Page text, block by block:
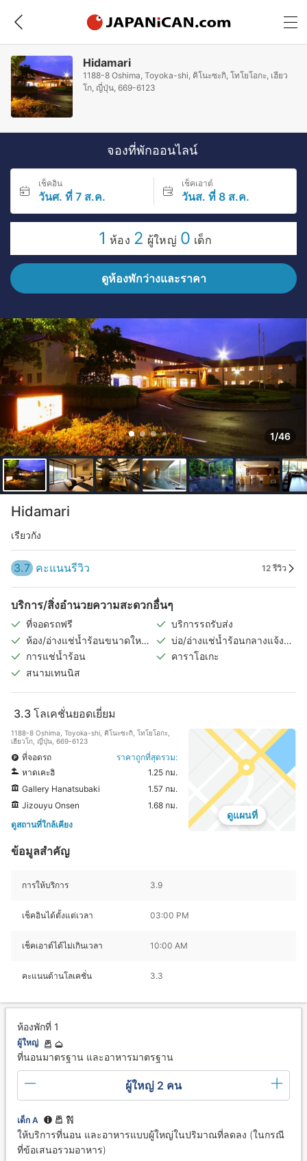
Hidamari
1188-8 Oshima, Toyoka-shi, คิโนะซะกิ, โทโยโอกะ, เฮียว
โก, ญี่ปุ่น, 669-6123
จองที่พักออนไลน์
เช็คอิน
วันศ. ที่ 7 ส.ค.
เช็คเอาต์
วันส. ที่ 8 ส.ค.
1 ห้อง 2 ผู้ใหญ่ 0 เด็ก
ดูห้องพักว่างและราคา
1/46
Hidamari
เรียวกัง
3.7 คะแนนรีวิว 12 รีวิว
บริการ/สิ่งอำนวยความสะดวกอื่นๆ
ที่จอดรถฟรี
บริการรถรับส่ง
ห้อง/อ่างแช่น้ำร้อนขนาดใหญ่
ในร่ม
บ่อ/อ่างแช่น้ำร้อนกลางแจ้ง
(แยกชายหญิง)
การแช่น้ำร้อน
คาราโอเกะ
สนามเทนนิส
3.3 โลเคชั่นยอดเยี่ยม
1188-8 Oshima, Toyoka-shi, คิโนะซะกิ, โทโยโอกะ,
เฮียวโก, ญี่ปุ่น, 669-6123
ที่จอดรถ
ราคาถูกที่สุดรวม:
หาดเคะฮิ
1.25 กม.
Gallery Hanatsubaki
1.57 กม.
Jizouyu Onsen
1.68 กม.
ดูสถานที่ใกล้เคียง
ดูแผนที่
ข้อมูลสำคัญ
การให้บริการ 3.9
เช็คอินได้ตั้งแต่เวลา 03:00 PM
เช็คเอาต์ได้ไม่เกินเวลา 10:00 AM
คะแนนด้านโลเคชั่น 3.3
ห้องพักที่ 1
ผู้ใหญ่
ที่นอนมาตรฐาน และอาหารมาตรฐาน
ผู้ใหญ่ 2 คน
เด็ก A
ให้บริการที่นอน และอาหารแบบผู้ใหญ่ในปริมาณที่ลดลง (ในกรณี
ที่ข้อเสนอรวมอาหาร)